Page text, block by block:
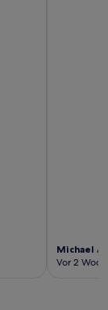
Michael
Vor 2